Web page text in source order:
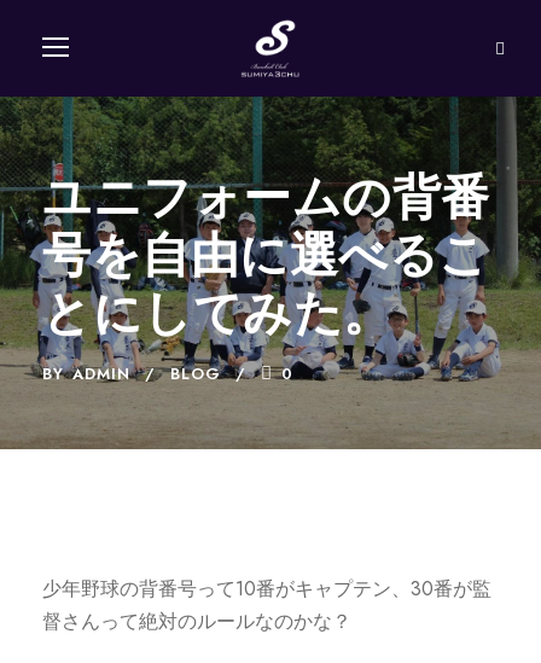
ユニフォームの背番
号を自由に選べるこ
とにしてみた。
BY ADMIN BLOG 0
少年野球の背番号って10番がキャプテン、30番が監
督さんって絶対のルールなのかな？